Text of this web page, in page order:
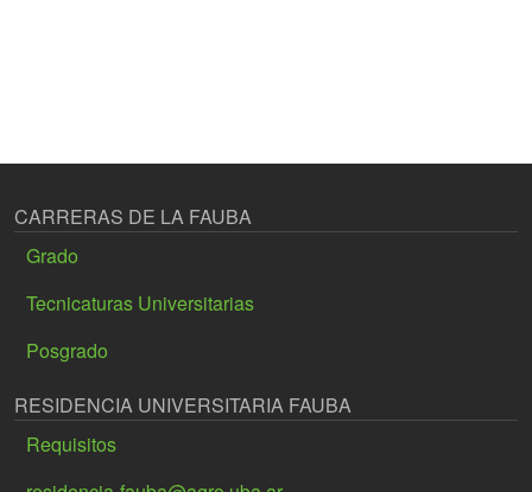
CARRERAS DE LA FAUBA
Grado
Tecnicaturas Universitarias
Posgrado
RESIDENCIA UNIVERSITARIA FAUBA
Requisitos